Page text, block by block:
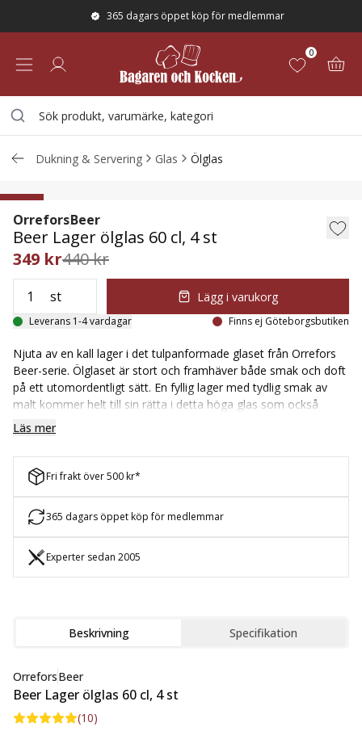
365 dagars öppet köp för medlemmar
0
Dukning & Servering Glas Ölglas
Beer Lager ölglas 60 cl, 4 st
21%
OrreforsBeer
Beer Lager ölglas 60 cl, 4 st
349 kr440 kr
st Lägg i varukorg
Leverans 1-4 vardagar Finns ej Göteborgsbutiken
Njuta av en kall lager i det tulpanformade glaset från Orrefors
Beer-serie. Ölglaset är stort och framhäver både smak och doft
på ett utomordentligt sätt. En fyllig lager med tydlig smak av
malt kommer helt till sin rätta i detta höga glas som också
framhäver noter av humle.
gör det perfekt som present till kompisen som brinner för öl
och servering. Beer är en serie från Orrefors bestående av
ölglas till flera olika ölsorter, oavsett om du är sugen på lager,
pilsner, IPA eller bara är ute efter det perfekta glaset för
ölprovning.
Läs mer
Fri frakt över 500 kr*
365 dagars öppet köp för medlemmar
Experter sedan 2005
Beskrivning Specifikation
OrreforsBeer
Beer Lager ölglas 60 cl, 4 st
(10)